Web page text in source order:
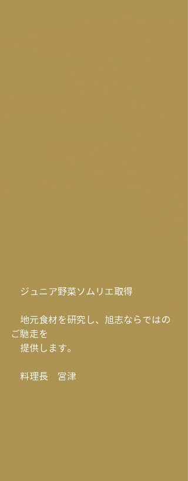
ジュニア野菜ソムリエ取得
地元食材を研究し、旭志ならではの
ご馳走を
提供します。
料理長　宮津